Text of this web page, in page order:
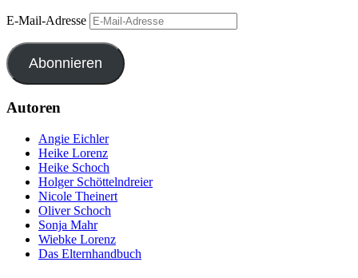
E-Mail-Adresse
Abonnieren
Autoren
Angie Eichler
Heike Lorenz
Heike Schoch
Holger Schöttelndreier
Nicole Theinert
Oliver Schoch
Sonja Mahr
Wiebke Lorenz
Das Elternhandbuch